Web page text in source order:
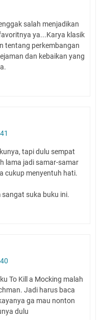
salah menjadikan
ya...Karya klasik
tentang perkembangan
dan kebaikan yang
tapi dulu sempat
lama jadi samar-samar
cukup menyentuh hati.
suka buku ini.
To Kill a Mocking malah
Jadi harus baca
ga mau nonton
dulu